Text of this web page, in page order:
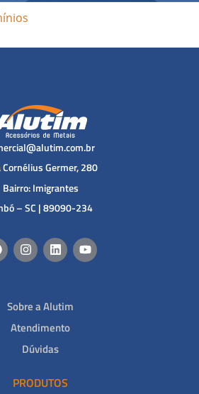
Cornélius Germer, 280
Bairro: Imigrantes
– SC | 89090-234
Sobre a Alutim
Atendimento
Dúvidas
PRODUTOS